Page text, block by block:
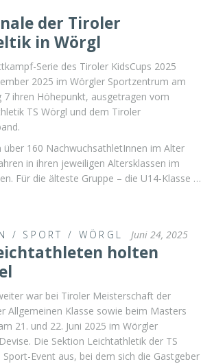
der Tiroler
in Wörgl
Serie des Tiroler KidsCups 2025
2025 im Wörgler Sportzentrum am
7 ihren Höhepunkt, ausgetragen vom
TS Wörgl und dem Tiroler
über 160 NachwuchsathletInnen im Alter
in ihren jeweiligen Altersklassen im
Für die älteste Gruppe – die U14-Klasse …
/ SPORT / WÖRGL Juni 24, 2025
holten
war bei Tiroler Meisterschaft der
Allgemeinen Klasse sowie beim Masters
21. und 22. Juni 2025 im Wörgler
Die Sektion Leichtathletik der TS
Event aus, bei dem sich die Gastgeber